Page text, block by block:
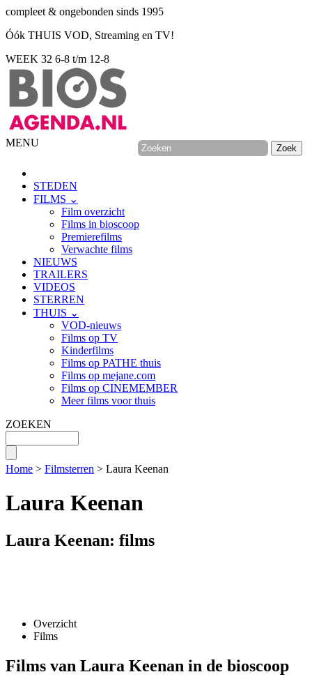
compleet & ongebonden sinds 1995
Óók THUIS VOD, Streaming en TV!
WEEK 32 6-8 t/m 12-8
MENU
STEDEN
FILMS ⌄
Film overzicht
Films in bioscoop
Premierefilms
Verwachte films
NIEUWS
TRAILERS
VIDEOS
STERREN
THUIS ⌄
VOD-nieuws
Films op TV
Kinderfilms
Films op PATHE thuis
Films op mejane.com
Films op CINEMEMBER
Meer films voor thuis
ZOEKEN
Home > Filmsterren > Laura Keenan
Laura Keenan
Laura Keenan: films
Overzicht
Films
Films van Laura Keenan in de bioscoop